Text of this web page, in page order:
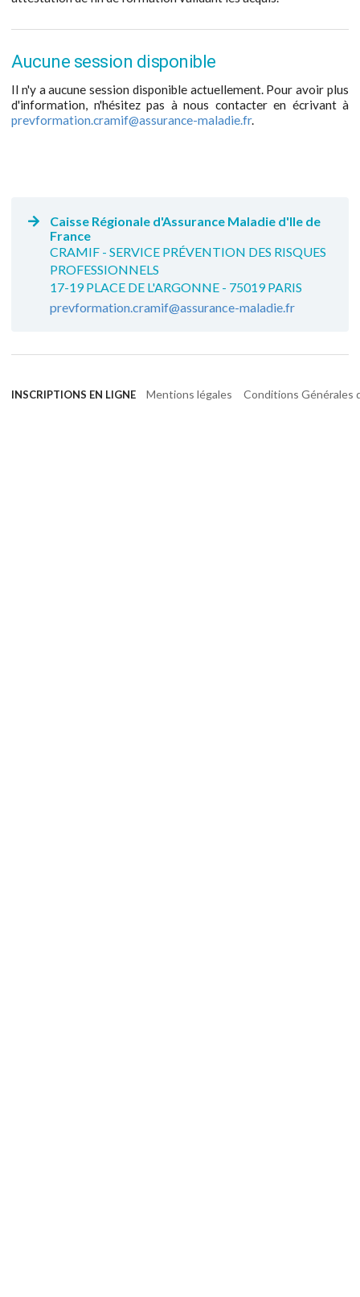
Aucune session disponible
Il n'y a aucune session disponible actuellement. Pour avoir plus
d'information, n'hésitez pas à nous contacter en écrivant à
prevformation.cramif@assurance-maladie.fr.
Caisse Régionale d'Assurance Maladie d'Ile de
France
CRAMIF - SERVICE PRÉVENTION DES RISQUES
PROFESSIONNELS
17-19 PLACE DE L'ARGONNE - 75019 PARIS
prevformation.cramif@assurance-maladie.fr
INSCRIPTIONS EN LIGNE Mentions légales Conditions Générales